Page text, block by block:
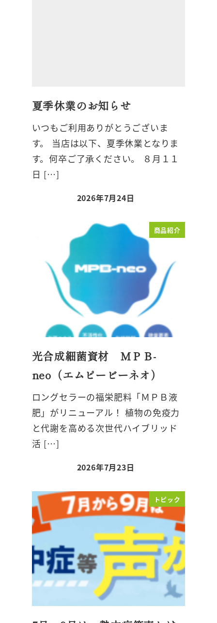
夏季休業のお知らせ
いつもご利用ありがとうございま
す。 当店は以下、夏季休業となりま
す。何卒ご了承ください。 ８月１１
日 […]
2026年7月24日
商品紹介
光合成細菌資材 ＭＰＢ-
neo（エムピービーネオ）
ロングセラーの福栄肥料「ＭＰＢ液
肥」がリニューアル！ 植物の免疫力
と代謝を高める次世代ハイブリッド
活 […]
2026年7月23日
トピック